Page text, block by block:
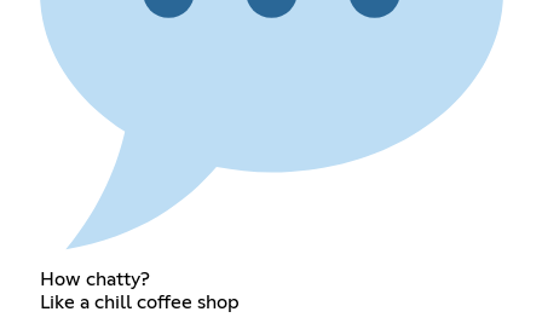
How chatty?
Like a chill coffee shop